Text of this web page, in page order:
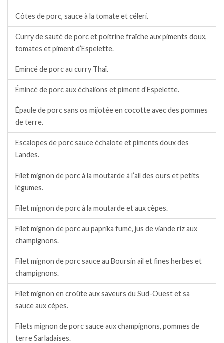
Côtes de porc, sauce à la tomate et céleri.
Curry de sauté de porc et poitrine fraîche aux piments doux,
tomates et piment d’Espelette.
Emincé de porc au curry Thaï.
Émincé de porc aux échalions et piment d’Espelette.
Épaule de porc sans os mijotée en cocotte avec des pommes
de terre.
Escalopes de porc sauce échalote et piments doux des
Landes.
Filet mignon de porc à la moutarde à l’ail des ours et petits
légumes.
Filet mignon de porc à la moutarde et aux cèpes.
Filet mignon de porc au paprika fumé, jus de viande riz aux
champignons.
Filet mignon de porc sauce au Boursin ail et fines herbes et
champignons.
Filet mignon en croûte aux saveurs du Sud-Ouest et sa
sauce aux cèpes.
Filets mignon de porc sauce aux champignons, pommes de
terre Sarladaises.